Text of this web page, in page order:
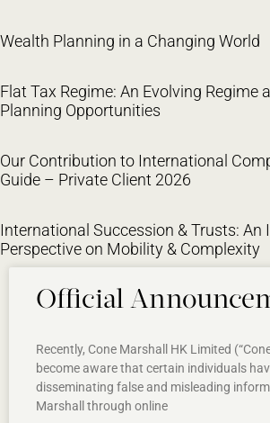
Wealth Planning in a Changing World
Flat Tax Regime: An Evolving Regime
Planning Opportunities
Our Contribution to International
Guide – Private Client 2026
International Succession & Trusts: An
Perspective on Mobility & Complexity
Official
Recently, Cone Marshall HK Limited
become aware that certain individuals
disseminating false and misleading
Marshall through online